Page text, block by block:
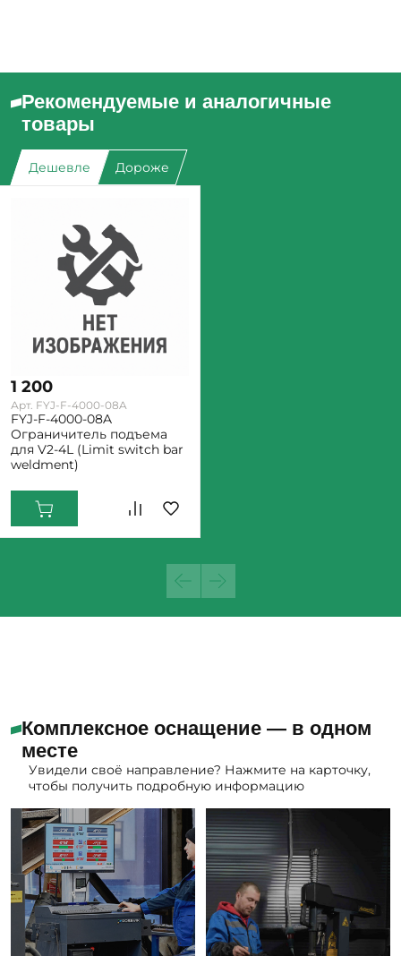
Рекомендуемые и аналогичные
товары
Дешевле Дороже
1 200
Арт. FYJ-F-4000-08A
FYJ-F-4000-08A
Ограничитель подъема
для V2-4L (Limit switch bar
weldment)
Комплексное оснащение — в одном
месте
Увидели своё направление? Нажмите на карточку,
чтобы получить подробную информацию